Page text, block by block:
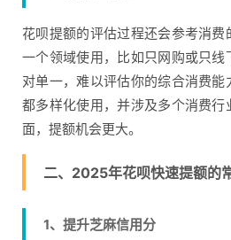
花呗提额的评估过程还会参考消
一个领域使用，比如只网购或只
对单一，难以评估你的综合消费
都多样化使用，并涉及多个消费
面，提额机会更大。
二、2025年花呗快速提额的
1、提升芝麻信用分